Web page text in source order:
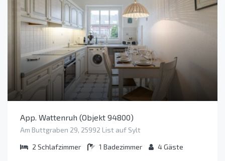
App. Wattenruh (Objekt 94800)
Am Buttgraben 29, 25992 List auf Sylt
2 Schlafzimmer 1 Badezimmer 4Gäste